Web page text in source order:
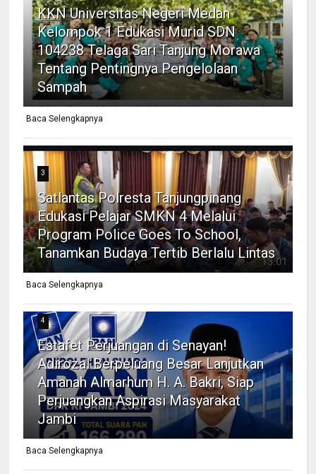
KKN Universitas Negeri Medan
Kelompok 1 Edukasi Murid SDN
104238 Telaga Sari Tanjung Morawa
Tentang Pentingnya Pengelolaan
Sampah
Baca Selengkapnya
3
Satlantas Polresta Tanjungpinang
Edukasi Pelajar SMKN 4 Melalui
Program Police Goes To School,
Tanamkan Budaya Tertib Berlalu Lintas
Baca Selengkapnya
4
Estafet Perjuangan di Senayan!
Adirozal Berpeluang Besar Lanjutkan
Amanah Almarhum H. A. Bakri, Siap
Perjuangkan Aspirasi Masyarakat
Jambi
Baca Selengkapnya